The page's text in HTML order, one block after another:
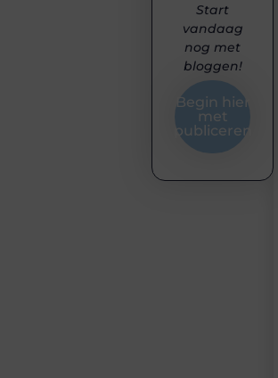
Start
vandaag
nog met
bloggen!
Begin hier
met
publiceren